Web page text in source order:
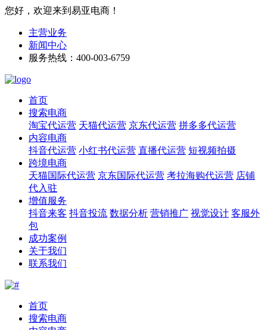
您好，欢迎来到易亚电商！
主营业务
新闻中心
服务热线：400-003-6759
首页
搜索电商
淘宝代运营 天猫代运营 京东代运营 拼多多代运营
内容电商
抖音代运营 小红书代运营 直播代运营 短视频拍摄
跨境电商
天猫国际代运营 京东国际代运营 考拉海购代运营 店铺
代入驻
增值服务
抖音来客 抖音投流 数据分析 营销推广 视觉设计 客服外
包
成功案例
关于我们
联系我们
首页
搜索电商